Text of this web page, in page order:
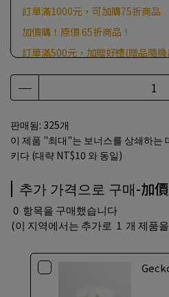
訂單滿1000元，可加購75折商品
加價購！原價 65折商品！
訂單滿500元，加贈好禮(贈品隨
판매됨: 325개
이 제품 "최대"는 보너스를 상쇄하는
키다 (대략 NT$10 와 동일)
추가 가격으로 구매-加
0 항목을 구매했습니다
(이 지역에서는 추가로 1 개 제품